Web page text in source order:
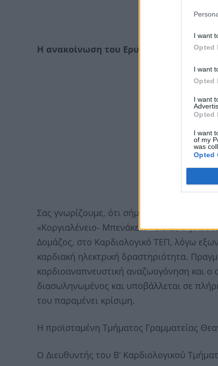
I want
Opted
I want
Opted
I want
Opted
I want
of my
was
Opted
Η ανακοίνωση του Ερυθρού Σταυρού
Σας γνωρίζουμε, ότι σήμερα στις 22/01/
«Κοργιαλένειο- Μπενάκειο» Ε.Ε.Σ., ο
Δομάζος, στο Καρδιολογικό ΤΕΠ, λόγω
καρδιακή ηλεκτρική δραστηριότητα.
καρδιοαναπνευστική αναζωογόνηση και ο
διασωληνωμένος και υποβάλλεται σε
του παραμένει κρίσιμη.
Η προϊσταμένη Τμήματος Γραμματείας
Ο Διευθυντής του Β’ Καρδιολογικού